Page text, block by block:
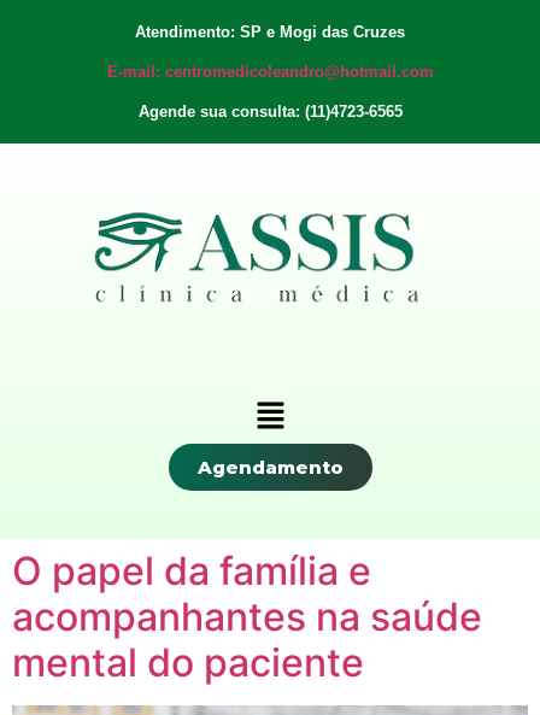
Atendimento: SP e Mogi das Cruzes
E-mail: centromedicoleandro@hotmail.com
Agende sua consulta: (11)4723-6565
Agendamento
O papel da família e
acompanhantes na saúde
mental do paciente